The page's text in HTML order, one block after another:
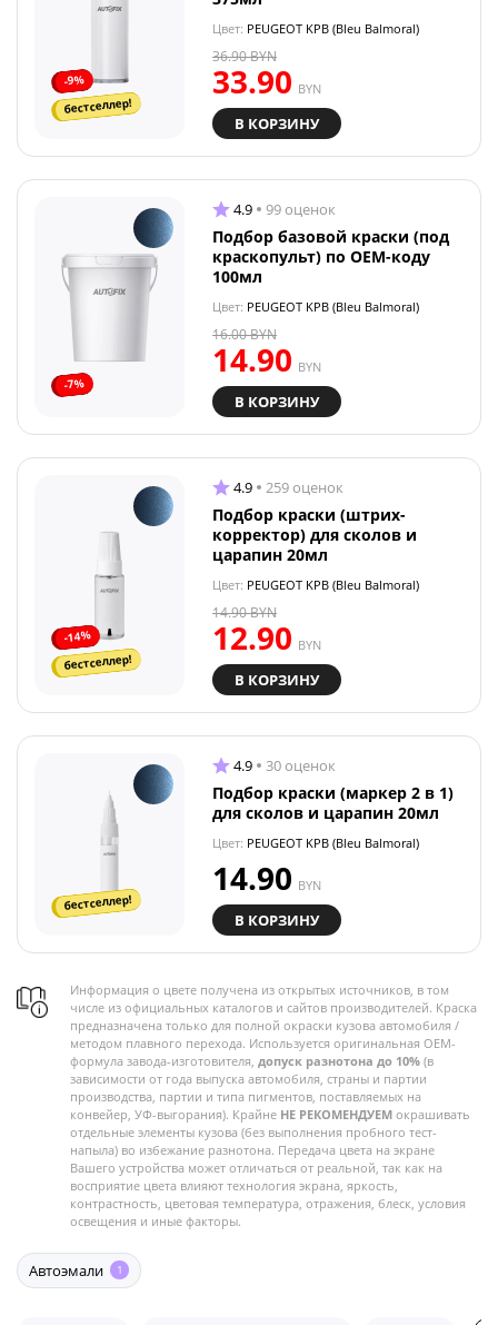
-9%
бестселлер!
Цвет: PEUGEOT KPB (Bleu Balmoral)
33.90 BYN
36.90BYN
В КОРЗИНУ
-7%
4.9 99 оценок
Подбор базовой краски (под
краскопульт) по OEM-коду
100мл
Цвет: PEUGEOT KPB (Bleu Balmoral)
14.90 BYN
16.00BYN
В КОРЗИНУ
-14%
бестселлер!
4.9 259 оценок
Подбор краски (штрих-
корректор) для сколов и
царапин 20мл
Цвет: PEUGEOT KPB (Bleu Balmoral)
12.90 BYN
14.90BYN
В КОРЗИНУ
бестселлер!
4.9 30 оценок
Подбор краски (маркер 2 в 1)
для сколов и царапин 20мл
Цвет: PEUGEOT KPB (Bleu Balmoral)
14.90 BYN
В КОРЗИНУ
Информация о цвете получена из открытых источников, в том
числе из официальных каталогов и сайтов производителей. Краска
предназначена только для полной окраски кузова автомобиля /
методом плавного перехода. Используется оригинальная OEM-
формула завода-изготовителя, допуск разнотона до 10% (в
зависимости от года выпуска автомобиля, страны и партии
производства, партии и типа пигментов, поставляемых на
конвейер, УФ-выгорания). Крайне НЕ РЕКОМЕНДУЕМ окрашивать
отдельные элементы кузова (без выполнения пробного тест-
напыла) во избежание разнотона. Передача цвета на экране
Вашего устройства может отличаться от реальной, так как на
восприятие цвета влияют технология экрана, яркость,
контрастность, цветовая температура, отражения, блеск, условия
освещения и иные факторы.
Автоэмали 1